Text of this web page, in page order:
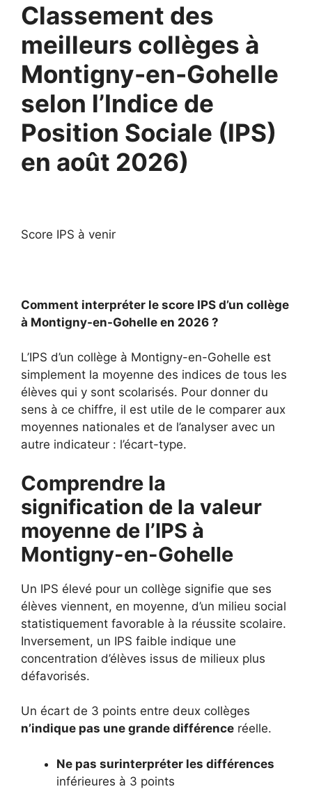
Classement des
meilleurs collèges à
Montigny-en-Gohelle
selon l’Indice de
Position Sociale (IPS)
en août 2026)
Score IPS à venir
Comment interpréter le score IPS d’un collège
à Montigny-en-Gohelle en 2026 ?
L’IPS d’un collège à Montigny-en-Gohelle est
simplement la moyenne des indices de tous les
élèves qui y sont scolarisés. Pour donner du
sens à ce chiffre, il est utile de le comparer aux
moyennes nationales et de l’analyser avec un
autre indicateur : l’écart-type.
Comprendre la
signification de la valeur
moyenne de l’IPS à
Montigny-en-Gohelle
Un IPS élevé pour un collège signifie que ses
élèves viennent, en moyenne, d’un milieu social
statistiquement favorable à la réussite scolaire.
Inversement, un IPS faible indique une
concentration d’élèves issus de milieux plus
défavorisés.
Un écart de 3 points entre deux collèges
n’indique pas une grande différence réelle.
Ne pas surinterpréter les différences
inférieures à 3 points